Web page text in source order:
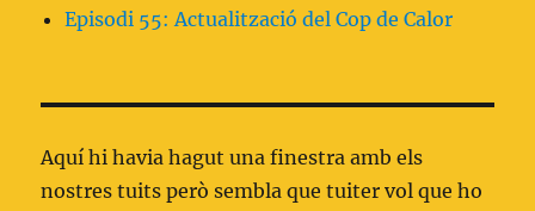
Episodi 55: Actualització del Cop de Calor
Aquí hi havia hagut una finestra amb els
nostres tuits però sembla que tuiter vol que ho